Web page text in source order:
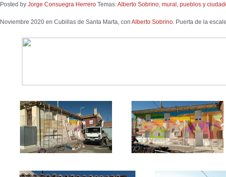
Posted by Jorge Consuegra Herrero Temas:Alberto Sobrino mural pueblos y
Noviembre 2020 en Cubillas de Santa Marta, con Alberto Sobrino . Puerta de la